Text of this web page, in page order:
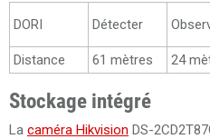
DORI Détecter
Distance 61 mètres 24
Stockage intégré
La caméra Hikvision DS-